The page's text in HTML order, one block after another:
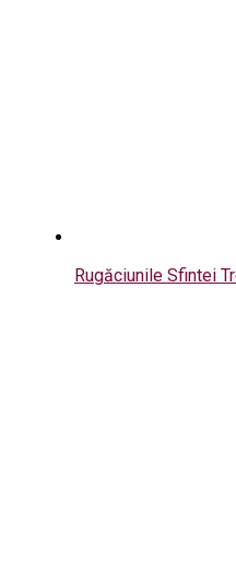
Rugăciunile Sfintei